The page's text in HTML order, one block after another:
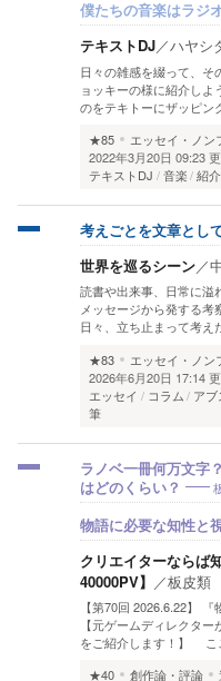
僕たちの音楽はラジ
テキストDJ／ハヤシ
日々の雑感を綴って、そ
ョッキーの様に紹介し
のをテキトーにザッピ
★85
エッセイ・ノン
2022年3月20日 09:23
テキストDJ
音楽 紹介
考えごとを文章とし
世界を巡るシーン／
読書や出来事、日常に溢
メッセージから発する考
日々、立ち止まって考
★83
エッセイ・ノン
2026年6月20日 17:14
エッセイ
コラム アブ
筆
ラノベ一冊何万文字
はどのくらい？
物語に必要な知性と
クリエイターならば
40000PV】 ／板皮類
【第70回 2026.6.22】
【元ゲームディレクタ
をご紹介します！】
★40
創作論・評論